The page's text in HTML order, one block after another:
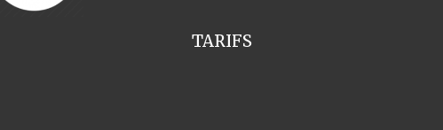
TARIFS